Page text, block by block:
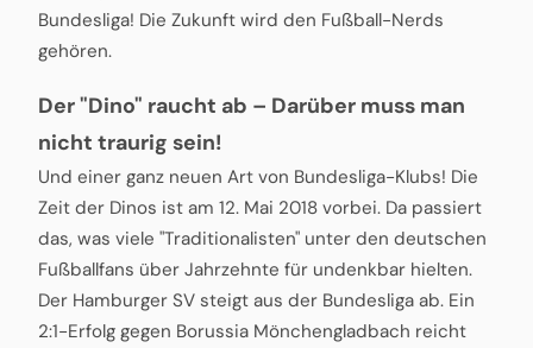
Bundesliga! Die Zukunft wird den Fußball-Nerds
gehören.
Der "Dino" raucht ab – Darüber muss man
nicht traurig sein!
Und einer ganz neuen Art von Bundesliga-Klubs! Die
Zeit der Dinos ist am 12. Mai 2018 vorbei. Da passiert
das, was viele "Traditionalisten" unter den deutschen
Fußballfans über Jahrzehnte für undenkbar hielten.
Der Hamburger SV steigt aus der Bundesliga ab. Ein
2:1-Erfolg gegen Borussia Mönchengladbach reicht